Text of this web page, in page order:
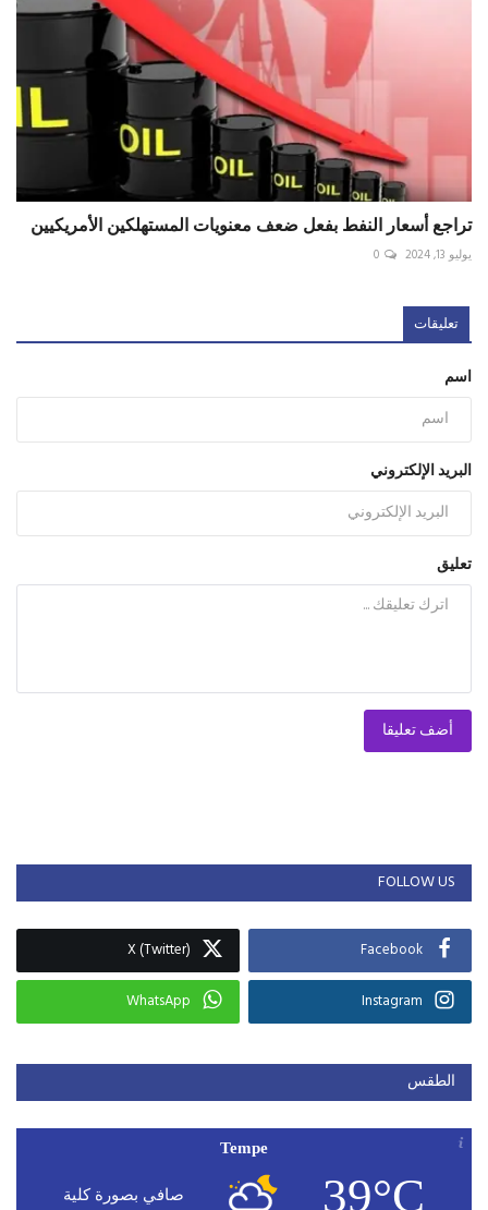
تراجع أسعار النفط بفعل ضعف معنويات المستهلكين الأمريكيين
يوليو 13, 2024 0
تعليقات
اسم
البريد الإلكتروني
تعليق
أضف تعليقا
FOLLOW US
Facebook
X (Twitter)
Instagram
WhatsApp
الطقس
Tempe
39°C صافي بصورة كلية